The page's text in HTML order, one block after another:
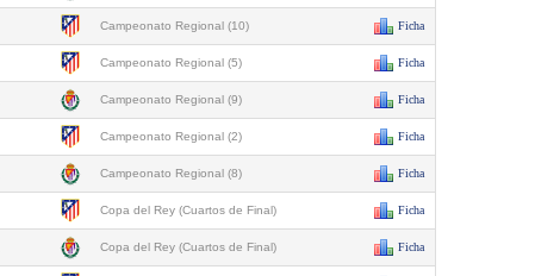
Campeonato Regional (10) Ficha
Campeonato Regional (5) Ficha
Campeonato Regional (9) Ficha
Campeonato Regional (2) Ficha
Campeonato Regional (8) Ficha
Copa del Rey (Cuartos de Final) Ficha
Copa del Rey (Cuartos de Final) Ficha